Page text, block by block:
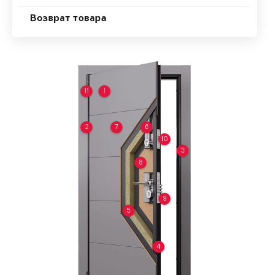
Возврат товара
1
2
3
4
5
6
7
8
9
10
11